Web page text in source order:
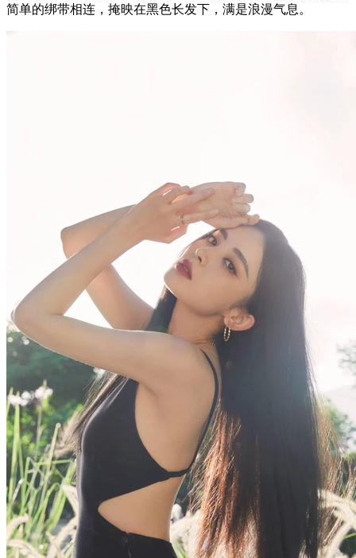
简单的绑带相连，掩映在黑色长发下，满是浪漫气息。